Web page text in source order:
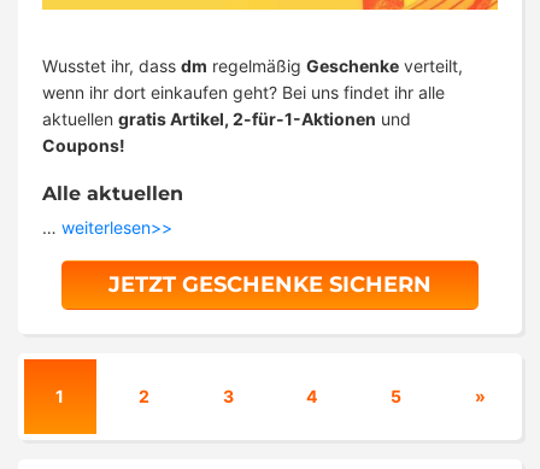
Wusstet ihr, dass dm regelmäßig Geschenke verteilt,
wenn ihr dort einkaufen geht? Bei uns findet ihr alle
aktuellen gratis Artikel, 2-für-1-Aktionen und
Coupons!
Alle aktuellen
… weiterlesen>>
JETZT GESCHENKE SICHERN
1 2 3 4 5 »